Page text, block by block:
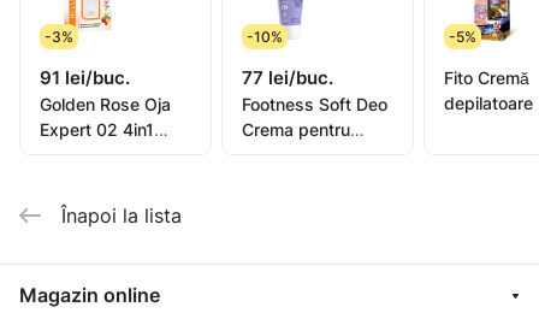
-3%
91 lei/buc.
Golden Rose Oja
Expert 02 4in1
-10%
77 lei/buc.
Footness Soft Deo
Crema pentru
-5%
Fito Cremă
depilatoare
Înapoi la lista
Magazin online